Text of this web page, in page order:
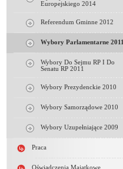
Europejskiego 2014
Referendum Gminne 2012
Wybory Parlamentarne 2011
Wybory Do Sejmu RP I Do
Senatu RP 2011
Wybory Prezydenckie 2010
Wybory Samorządowe 2010
Wybory Uzupełniające 2009
Praca
Oświadczenia Majątkowe